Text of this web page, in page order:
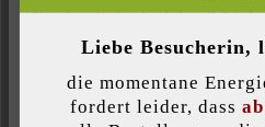
automatisch vier
unregelmäßig in Bahnen verlegt
modernen Häusern wirken.
Komfort (Seitenfunktionalität)
Liebe Besucherin,
die momentane
fordert leider, dass